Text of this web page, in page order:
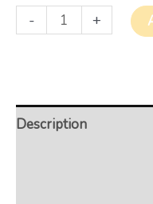
- +
Description